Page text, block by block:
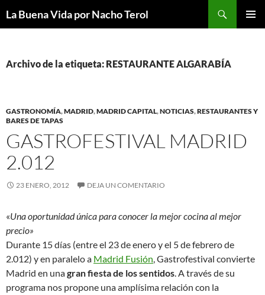
La Buena Vida por Nacho Terol
Archivo de la etiqueta: RESTAURANTE ALGARABÍA
GASTRONOMÍA,MADRID,MADRID CAPITAL,NOTICIAS,RESTAURANTES Y
BARES DE TAPAS
GASTROFESTIVAL MADRID
2.012
23 ENERO, 2012 DEJA UN COMENTARIO
«Una oportunidad única para conocer la mejor cocina al mejor
precio»
Durante 15 días (entre el 23 de enero y el 5 de febrero de
2.012) y en paralelo a Madrid Fusión, Gastrofestival convierte
Madrid en unagran fiesta de los sentidos. A través de su
programa nos propone una amplísima relación con la